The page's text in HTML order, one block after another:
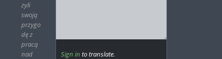
zyli
swoją
przygo
dę z
pracą
nad
Sign in to translate.